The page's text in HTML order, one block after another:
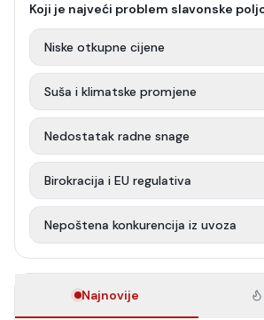
Koji je najveći problem slavonske
Niske otkupne cijene
Suša i klimatske promjene
Nedostatak radne snage
Birokracija i EU regulativa
Nepoštena konkurencija iz uvoza
Najnovije